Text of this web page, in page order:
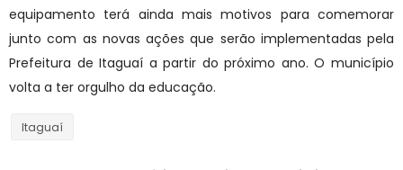
equipamento terá ainda mais motivos para comemorar
junto com as novas ações que serão implementadas pela
Prefeitura de Itaguaí a partir do próximo ano. O município
volta a ter orgulho da educação.
Itaguaí